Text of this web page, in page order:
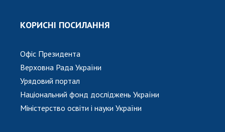
КОРИСНІ ПОСИЛАННЯ
Офіс Президента
Верховна Рада України
Урядовий портал
Національний фонд досліджень України
Міністерство освіти і науки України